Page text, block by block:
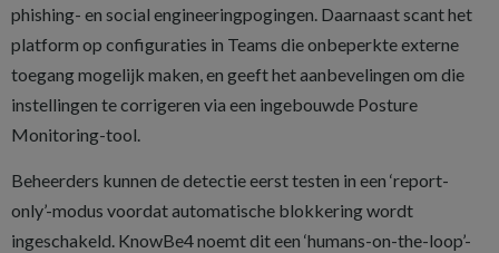
phishing- en social engineeringpogingen. Daarnaast scant het
platform op configuraties in Teams die onbeperkte externe
toegang mogelijk maken, en geeft het aanbevelingen om die
instellingen te corrigeren via een ingebouwde Posture
Monitoring-tool.
Beheerders kunnen de detectie eerst testen in een ‘report-
only’-modus voordat automatische blokkering wordt
ingeschakeld. KnowBe4 noemt dit een ‘humans-on-the-loop’-